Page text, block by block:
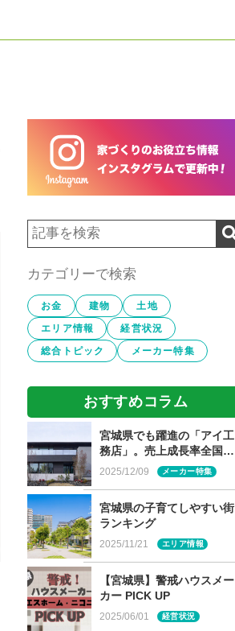
カテゴリーで検索
お金 建物
土地
エリア情報
経営状況
総合トピック
メーカー特集
おすすめコラム
宮城県でも躍進の「アイ工
務店」。売上成長率全国
NO.1の魅力に迫る！
2025/12/09 メーカー特集
宮城県の子育てしやすい街
ランキング
2025/11/21 エリア情報
【宮城県】警戒ハウスメー
カー PICK UP
2025/06/01 経営状況